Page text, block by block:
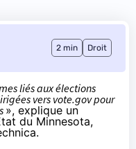
2 min Droit
liés aux élections
vers vote.gov pour
», explique un
du Minnesota,